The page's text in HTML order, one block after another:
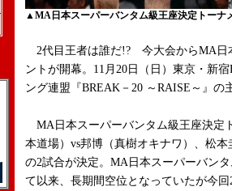
▲MA日本スーパーバンタム級王座決定トーナ
2代目王者は誰だ!? 今大会からMA日
ントが開幕。11月20日（日）東京・新
ング連盟『BREAK－20 ～RAISE～』
MA日本スーパーバンタム級王座決定
本道場）vs邦博（真樹オキナワ）、松
の2試合が決定。MA日本スーパーバン
て以来、長期間空位となっていたが今